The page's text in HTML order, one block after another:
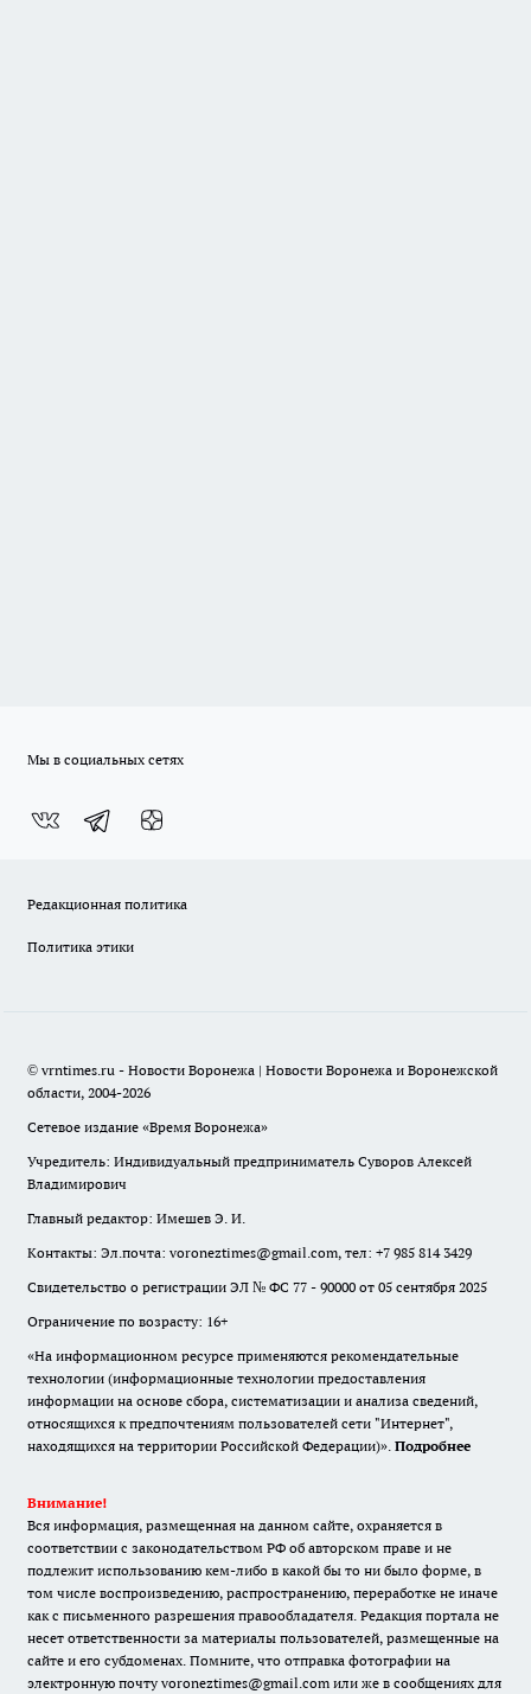
Мы в социальных сетях
Редакционная политика
Политика этики
© vrntimes.ru - Новости Воронежа | Новости Воронежа и Воронежской
области, 2004-2026
Сетевое издание «Время Воронежа»
Учредитель: Индивидуальный предприниматель Суворов Алексей
Владимирович
Главный редактор: Имешев Э. И.
Контакты: Эл.почта: voroneztimes@gmail.com, тел: +7 985 814 3429
Свидетельство о регистрации ЭЛ № ФС 77 - 90000 от 05 сентября 2025
Ограничение по возрасту: 16+
«На информационном ресурсе применяются рекомендательные
технологии (информационные технологии предоставления
информации на основе сбора, систематизации и анализа сведений,
относящихся к предпочтениям пользователей сети "Интернет",
находящихся на территории Российской Федерации)». Подробнее
Внимание!
Вся информация, размещенная на данном сайте, охраняется в
соответствии с законодательством РФ об авторском праве и не
подлежит использованию кем-либо в какой бы то ни было форме, в
том числе воспроизведению, распространению, переработке не иначе
как с письменного разрешения правообладателя. Редакция портала не
несет ответственности за материалы пользователей, размещенные на
сайте и его субдоменах. Помните, что отправка фотографии на
электронную почту voroneztimes@gmail.com или же в сообщениях для